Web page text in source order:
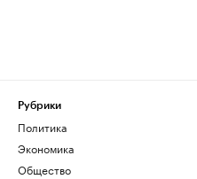
Рубрики
Политика
Экономика
Общество